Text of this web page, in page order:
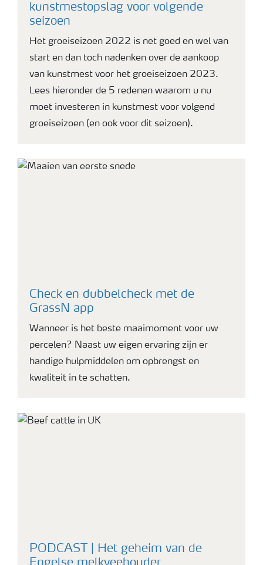
kunstmestopslag voor volgende
seizoen
Het groeiseizoen 2022 is net goed en wel van
start en dan toch nadenken over de aankoop
van kunstmest voor het groeiseizoen 2023.
Lees hieronder de 5 redenen waarom u nu
moet investeren in kunstmest voor volgend
groeiseizoen (en ook voor dit seizoen).
Check en dubbelcheck met de
GrassN app
Wanneer is het beste maaimoment voor uw
percelen? Naast uw eigen ervaring zijn er
handige hulpmiddelen om opbrengst en
kwaliteit in te schatten.
PODCAST | Het geheim van de